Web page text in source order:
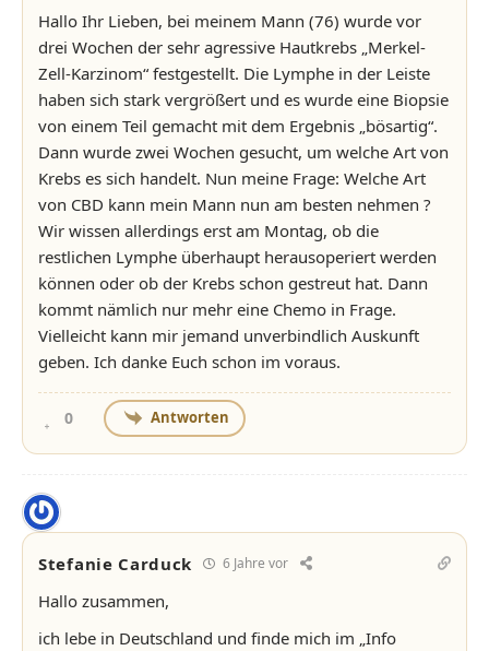
Hallo Ihr Lieben, bei meinem Mann (76) wurde vor
drei Wochen der sehr agressive Hautkrebs „Merkel-
Zell-Karzinom“ festgestellt. Die Lymphe in der Leiste
haben sich stark vergrößert und es wurde eine Biopsie
von einem Teil gemacht mit dem Ergebnis „bösartig“.
Dann wurde zwei Wochen gesucht, um welche Art von
Krebs es sich handelt. Nun meine Frage: Welche Art
von CBD kann mein Mann nun am besten nehmen ?
Wir wissen allerdings erst am Montag, ob die
restlichen Lymphe überhaupt herausoperiert werden
können oder ob der Krebs schon gestreut hat. Dann
kommt nämlich nur mehr eine Chemo in Frage.
Vielleicht kann mir jemand unverbindlich Auskunft
geben. Ich danke Euch schon im voraus.
0 Antworten
Stefanie Carduck 6 Jahre vor
Hallo zusammen,
ich lebe in Deutschland und finde mich im „Info